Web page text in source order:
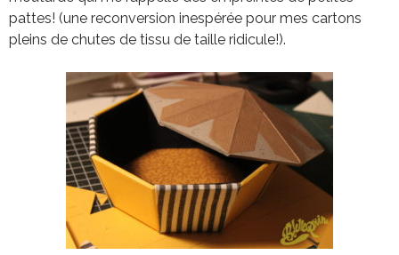
pattes! (une reconversion inespérée pour mes cartons
pleins de chutes de tissu de taille ridicule!).